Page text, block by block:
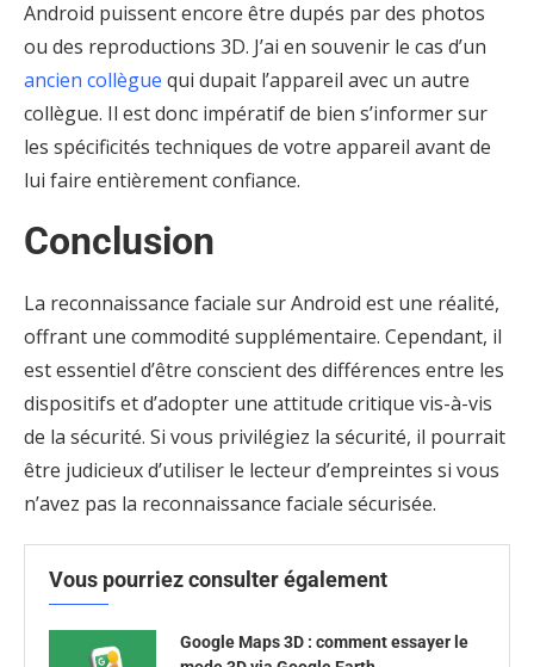
Android puissent encore être dupés par des photos
ou des reproductions 3D. J’ai en souvenir le cas d’un
ancien collègue qui dupait l’appareil avec un autre
collègue. Il est donc impératif de bien s’informer sur
les spécificités techniques de votre appareil avant de
lui faire entièrement confiance.
Conclusion
La reconnaissance faciale sur Android est une réalité,
offrant une commodité supplémentaire. Cependant, il
est essentiel d’être conscient des différences entre les
dispositifs et d’adopter une attitude critique vis-à-vis
de la sécurité. Si vous privilégiez la sécurité, il pourrait
être judicieux d’utiliser le lecteur d’empreintes si vous
n’avez pas la reconnaissance faciale sécurisée.
Vous pourriez consulter également
Google Maps 3D : comment essayer le